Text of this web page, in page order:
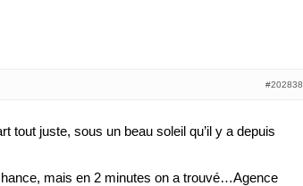
#202838
tout juste, sous un beau soleil qu’il y a depuis
mais en 2 minutes on a trouvé…Agence